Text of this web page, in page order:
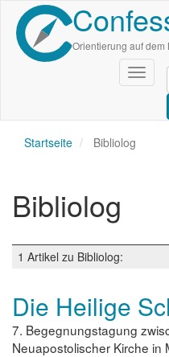
Direkt
zum
Inhalt
Orientierung auf
Startseite Bibliolog
Bibliolog
1 Artikel zu Bibliolog:
Die Heilige
7. Begegnungstagung
Neuapostolischer Kirche in